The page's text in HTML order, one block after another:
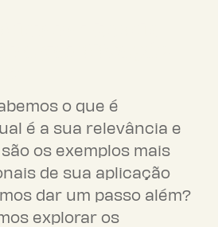
o que é
é a sua relevância e
os exemplos mais
de sua aplicação
dar um passo além?
explorar os